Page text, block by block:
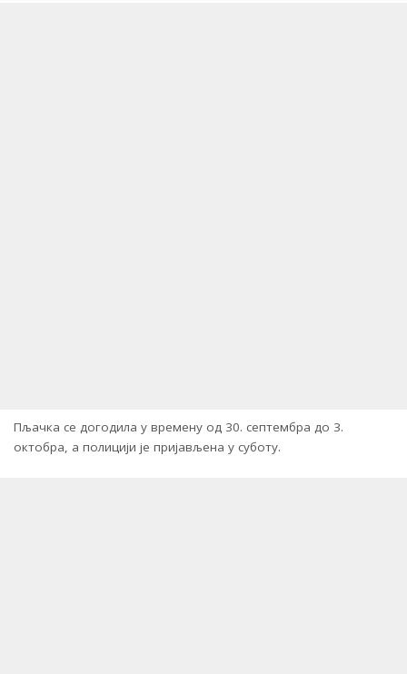
Пљачка се догодила у времену од 30. септембра до 3.
октобра, а полицији је пријављена у суботу.